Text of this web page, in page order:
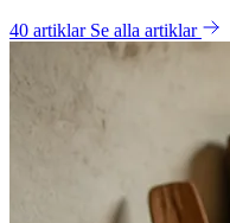
40 artiklar Se alla artiklar